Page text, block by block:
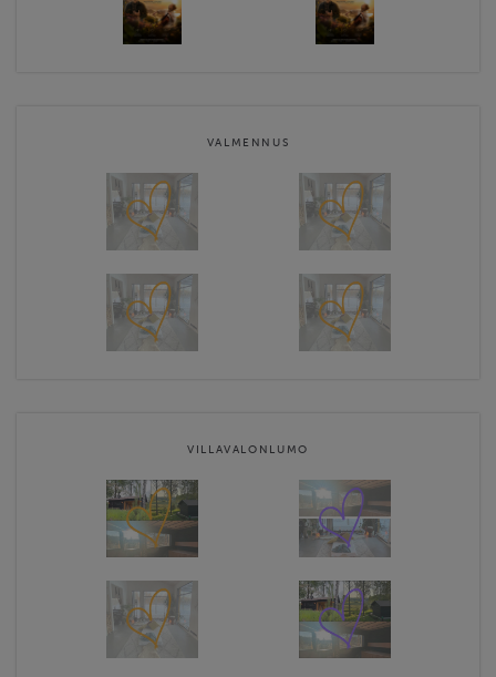
VALMENNUS
VILLAVALONLUMO